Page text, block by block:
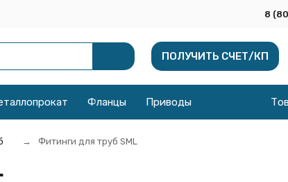
8
ПОЛУЧИТЬ СЧЕТ/КП
Фланцы Приводы
Фитинги для труб SML